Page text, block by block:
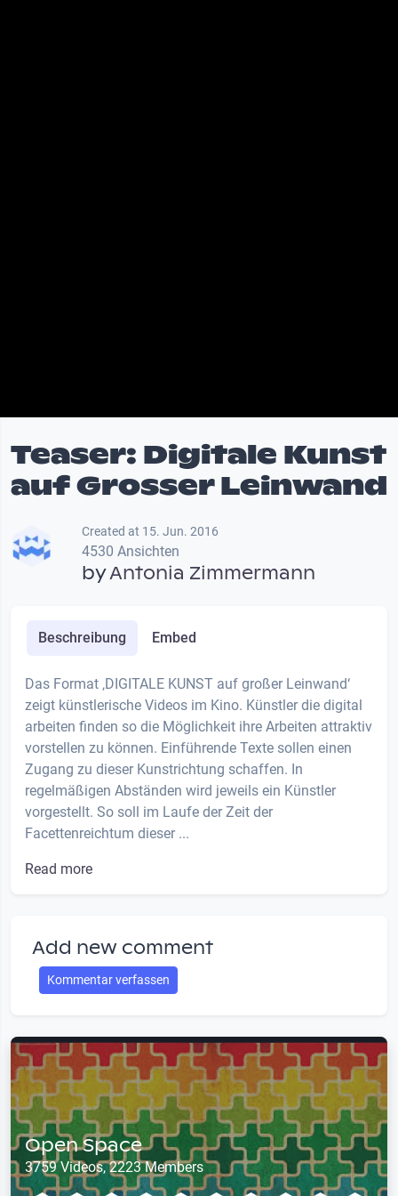
Teaser: Digitale Kunst
auf Grosser Leinwand
Created at 15. Jun. 2016
4530 Ansichten
byAntonia Zimmermann
Beschreibung Embed
Das Format ‚DIGITALE KUNST auf großer Leinwand‘
zeigt künstlerische Videos im Kino. Künstler die digital
arbeiten finden so die Möglichkeit ihre Arbeiten attraktiv
vorstellen zu können. Einführende Texte sollen einen
Zugang zu dieser Kunstrichtung schaffen. In
regelmäßigen Abständen wird jeweils ein Künstler
vorgestellt. So soll im Laufe der Zeit der
Facettenreichtum dieser ...
Read more
Add new comment
Kommentar verfassen
Open Space
3759 Videos, 2223 Members